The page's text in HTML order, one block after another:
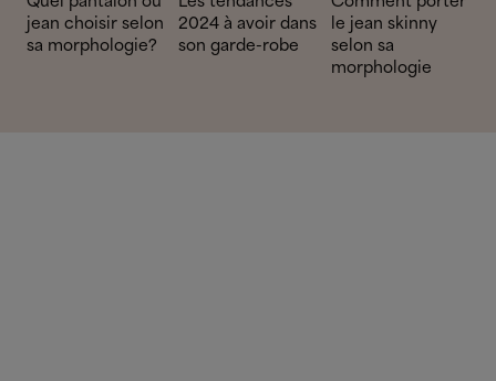
jean choisir selon
sa morphologie?
2024 à avoir dans
son garde-robe
le jean skinny
selon sa
morphologie